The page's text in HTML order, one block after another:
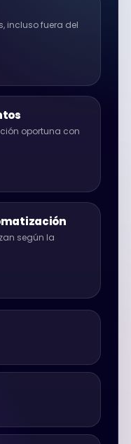
incluso fuera del
oportuna con
según la